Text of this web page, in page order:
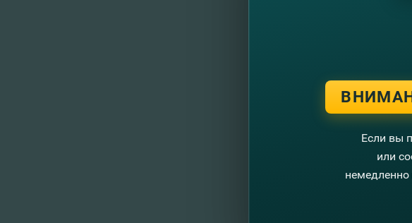
I.I.'IVMA-MELINICIUC'
Firma "SCOFILD" SRL
S.C. "PALROCAT" S.R.L.
II "DRAGNI IVAN"
I.I. CORINA COVAS
I.C.S. 'AUTOGUVENG' SRL
S.C. 'BROCADEX' SRL in
Если вы
или
немедленно